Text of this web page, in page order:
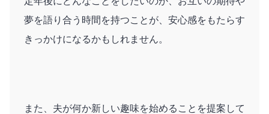
夢を語り合う時間を持つことが、安心感をもたらす
きっかけになるかもしれません。
また、夫が何か新しい趣味を始めることを提案して